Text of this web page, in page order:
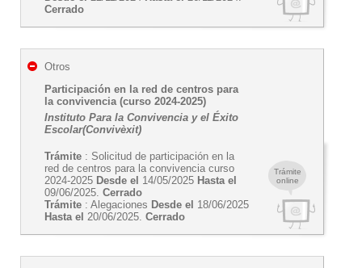
Cerrado
Trámite
online
Otros
Participación en la red de centros para
la convivencia (curso 2024-2025)
Instituto Para la Convivencia y el Éxito
Escolar(Convivèxit)
Trámite : Solicitud de participación en la
red de centros para la convivencia curso
2024-2025 Desde el 14/05/2025 Hasta el
09/06/2025. Cerrado
Trámite : Alegaciones Desde el 18/06/2025
Hasta el 20/06/2025. Cerrado